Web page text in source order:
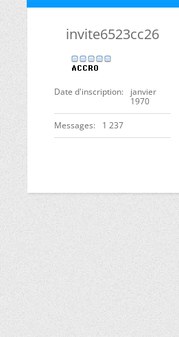
invite6523cc26
Date d'inscription
janvier
1970
Messages 1 237